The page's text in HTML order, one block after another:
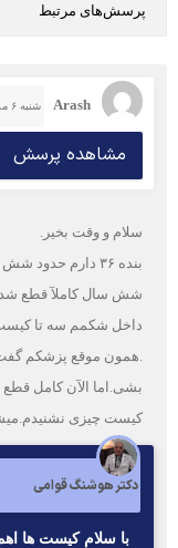
Arash شنبه ۶ مرداد ۳( 2 سال پیش)
مشاهده پرسش
سلام و وقت بخیر.
بنده ۳۶ دارم
شش سال کاملآ قطع
داخل شکمم سه تا
.همون موقع پزشکم
بشی.اما الآن کامل
کیست چیزی
دکتر هوشنگ قوامی